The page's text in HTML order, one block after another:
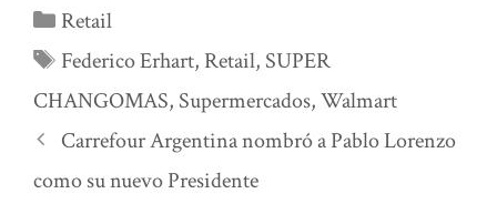
Categorías
Retail
Etiquetas
Federico Erhart, Retail, SUPER
CHANGOMAS, Supermercados,Walmart
Carrefour Argentina nombró a Pablo Lorenzo
como su nuevo Presidente